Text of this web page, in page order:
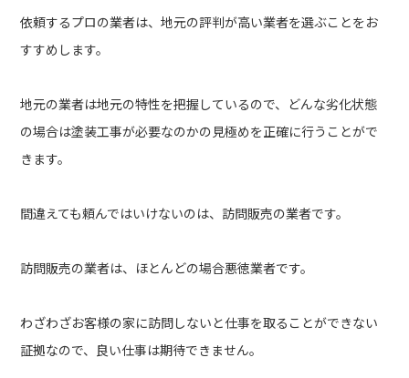
依頼するプロの業者は、地元の評判が高い業者を選ぶことをお
すすめします。
地元の業者は地元の特性を把握しているので、どんな劣化状態
の場合は塗装工事が必要なのかの見極めを正確に行うことがで
きます。
間違えても頼んではいけないのは、訪問販売の業者です。
訪問販売の業者は、ほとんどの場合悪徳業者です。
わざわざお客様の家に訪問しないと仕事を取ることができない
証拠なので、良い仕事は期待できません。